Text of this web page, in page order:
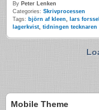
By Peter Lenken
Categories: Skrivprocessen
Tags: björn af kleen, lars forssell
lagerkvist, tidningen tecknaren
Mobile Theme